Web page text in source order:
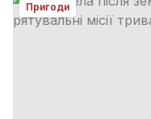
Пригоди